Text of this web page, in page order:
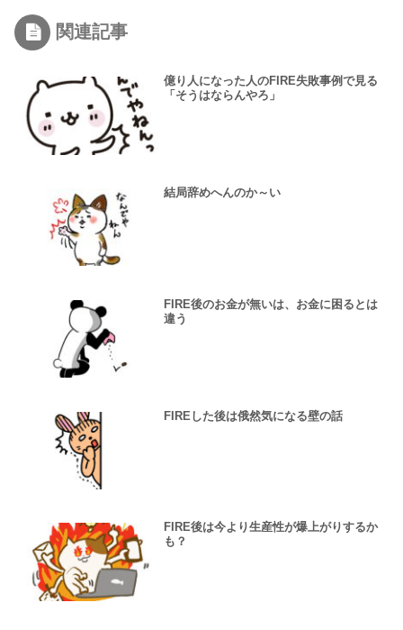
関連記事
億り人になった人のFIRE失敗事例で見る
「そうはならんやろ」
結局辞めへんのか～い
FIRE後のお金が無いは、お金に困るとは
違う
FIREした後は俄然気になる壁の話
FIRE後は今より生産性が爆上がりするか
も？